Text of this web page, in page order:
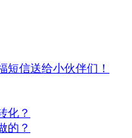
短信送给小伙伴们！
化？
的？